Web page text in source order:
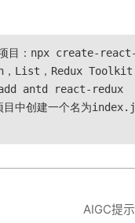
项目：npx create-
，List，Redux Toolkit
add antd react-redux
创建一个名为
AIGC提